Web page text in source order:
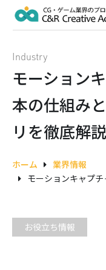
Industry
モーション
本の仕組み
リを徹底解説
ホーム
業界情報
モーションキャプチャーと
お役立ち情報